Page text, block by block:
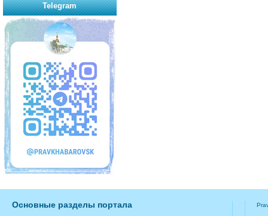
Telegram
Основные разделы портала